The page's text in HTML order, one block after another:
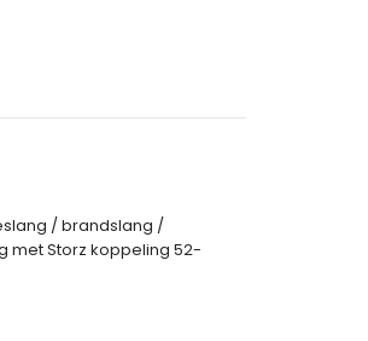
/ brandslang /
met Storz koppeling 52-